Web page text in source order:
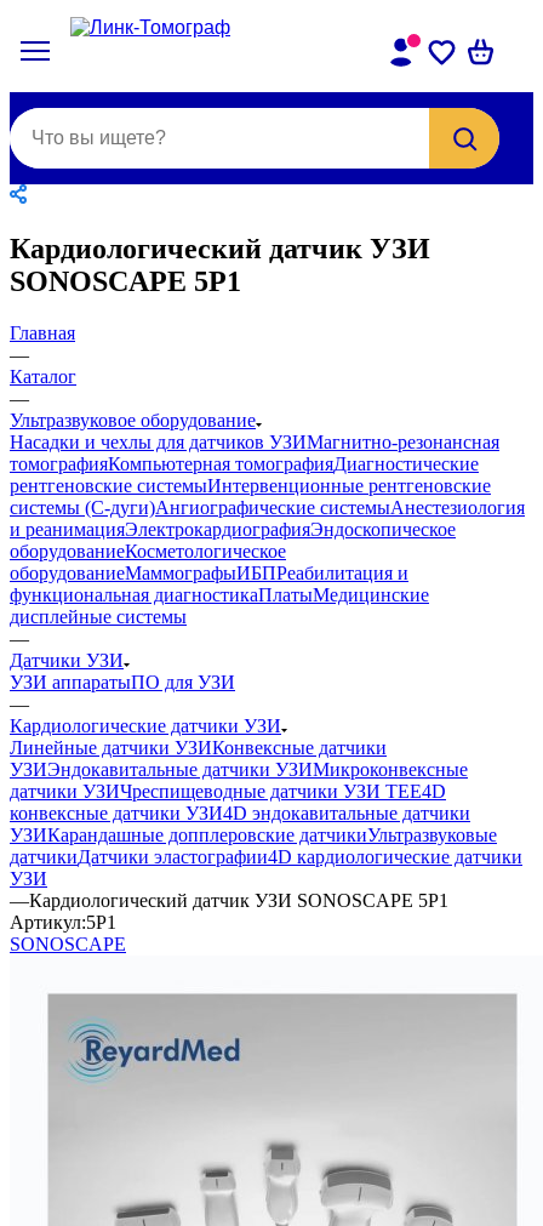
Кардиологический датчик УЗИ
SONOSCAPE 5P1
Главная
—
Каталог
—
Ультразвуковое оборудование
Насадки и чехлы для датчиков УЗИМагнитно-резонансная
томографияКомпьютерная томографияДиагностические
рентгеновские системыИнтервенционные рентгеновские
системы (С-дуги)Ангиографические системыАнестезиология
и реанимацияЭлектрокардиографияЭндоскопическое
оборудованиеКосметологическое
оборудованиеМаммографыИБПРеабилитация и
функциональная диагностикаПлатыМедицинские
дисплейные системы
—
Датчики УЗИ
УЗИ аппаратыПО для УЗИ
—
Кардиологические датчики УЗИ
Линейные датчики УЗИКонвексные датчики
УЗИЭндокавитальные датчики УЗИМикроконвексные
датчики УЗИЧреспищеводные датчики УЗИ TEE4D
конвексные датчики УЗИ4D эндокавитальные датчики
УЗИКарандашные допплеровские датчикиУльтразвуковые
датчикиДатчики эластографии4D кардиологические датчики
УЗИ
—Кардиологический датчик УЗИ SONOSCAPE 5P1
Артикул:5P1
SONOSCAPE